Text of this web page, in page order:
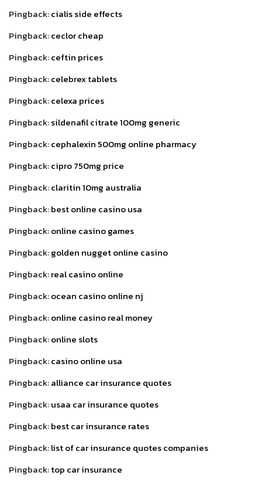
Pingback:cialis side effects
Pingback:ceclor cheap
Pingback:ceftin prices
Pingback:celebrex tablets
Pingback:celexa prices
Pingback:sildenafil citrate 100mg generic
Pingback:cephalexin 500mg online pharmacy
Pingback:cipro 750mg price
Pingback:claritin 10mg australia
Pingback:best online casino usa
Pingback:online casino games
Pingback:golden nugget online casino
Pingback:real casino online
Pingback:ocean casino online nj
Pingback:online casino real money
Pingback:online slots
Pingback:casino online usa
Pingback:alliance car insurance quotes
Pingback:usaa car insurance quotes
Pingback:best car insurance rates
Pingback:list of car insurance quotes companies
Pingback:top car insurance